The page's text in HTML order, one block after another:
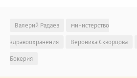
Валерий Радаев
министерство
здравоохранения
Вероника Скворцова
Бокерия